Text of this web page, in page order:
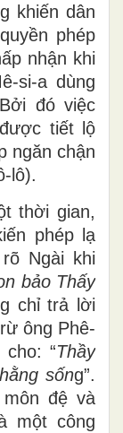
khiến dân
phép
nhận khi
si-a dùng
đó việc
tiết lộ
ngăn chận
lô).
thời gian,
phép lạ
Ngài khi
bảo Thấy
chỉ trả lời
ông Phê-
“Thầy
sống”.
đệ và
một công